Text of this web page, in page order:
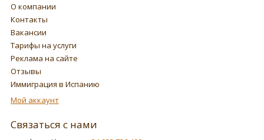
О компании
Контакты
Вакансии
Тарифы на услуги
Реклама на сайте
Отзывы
Иммиграция в Испанию
Мой аккаунт
Связаться с нами